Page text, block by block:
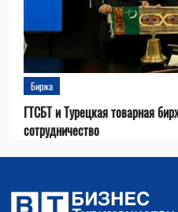
Биржа
ГТСБТ и Турецкая товарная
сотрудничество